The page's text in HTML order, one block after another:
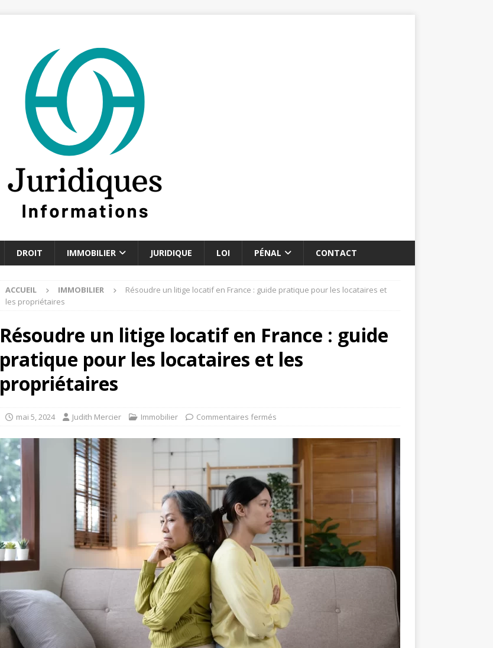
DROIT IMMOBILIER JURIDIQUE LOI PÉNAL CONTACT
ACCUEIL IMMOBILIER
Résoudre un litige locatif en France : guide pratique pour les locataires et
les propriétaires
Résoudre un litige locatif en France : guide
pratique pour les locataires et les
propriétaires
mai 5, 2024 Judith Mercier Immobilier Commentaires fermés